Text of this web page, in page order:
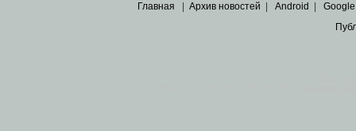
Главная Архив новостей Android Google